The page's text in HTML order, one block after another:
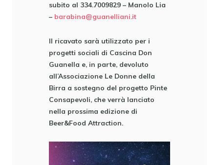
subito al 334.7009829 – Manolo Lia
– barabina@guanelliani.it
Il ricavato sarà utilizzato per i
progetti sociali di Cascina Don
Guanella e, in parte, devoluto
all’Associazione Le Donne della
Birra a sostegno del progetto Pinte
Consapevoli, che verrà lanciato
nella prossima edizione di
Beer&Food Attraction.